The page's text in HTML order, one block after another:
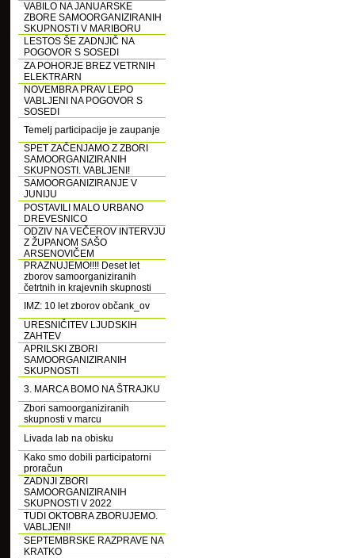
VABILO NA JANUARSKE
ZBORE SAMOORGANIZIRANIH
SKUPNOSTI V MARIBORU
LESTOS ŠE ZADNJIČ NA
POGOVOR S SOSEDI
ZA POHORJE BREZ VETRNIH
ELEKTRARN
NOVEMBRA PRAV LEPO
VABLJENI NA POGOVOR S
SOSEDI
Temelj participacije je zaupanje
SPET ZAČENJAMO Z ZBORI
SAMOORGANIZIRANIH
SKUPNOSTI. VABLJENI!
SAMOORGANIZIRANJE V
JUNIJU
POSTAVILI MALO URBANO
DREVESNICO
ODZIV NA VEČEROV INTERVJU
Z ŽUPANOM SAŠO
ARSENOVIČEM
PRAZNUJEMO!!!! Deset let
zborov samoorganiziranih
četrtnih in krajevnih skupnosti
IMZ: 10 let zborov občank_ov
URESNIČITEV LJUDSKIH
ZAHTEV
APRILSKI ZBORI
SAMOORGANIZIRANIH
SKUPNOSTI
3. MARCA BOMO NA ŠTRAJKU
Zbori samoorganiziranih
skupnosti v marcu
Livada lab na obisku
Kako smo dobili participatorni
proračun
ZADNJI ZBORI
SAMOORGANIZIRANIH
SKUPNOSTI V 2022
TUDI OKTOBRA ZBORUJEMO.
VABLJENI!
SEPTEMBRSKE RAZPRAVE NA
KRATKO